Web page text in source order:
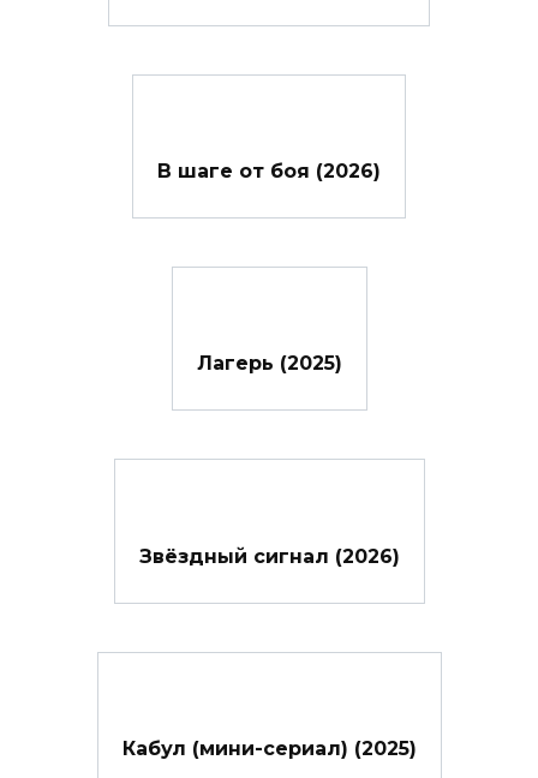
В шаге от боя (2026)
Лагерь (2025)
Звёздный сигнал (2026)
Кабул (мини-сериал) (2025)